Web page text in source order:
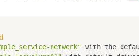
network" with the